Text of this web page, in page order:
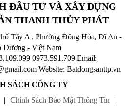
ĐẦU TƯ VÀ XÂY DỰNG
THANH THỦY PHÁT
Tây A , Phường Đông Hòa, Dĩ An -
Dương - Việt Nam
0973.591.709 Email:
Website: Batdongsanttp.vn
SÁCH CÔNG TY
| Chính Sách Bảo Mật Thông Tin
|